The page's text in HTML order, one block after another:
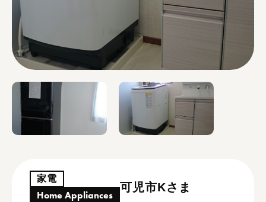
家電
Home Appliances
可児市Kさま